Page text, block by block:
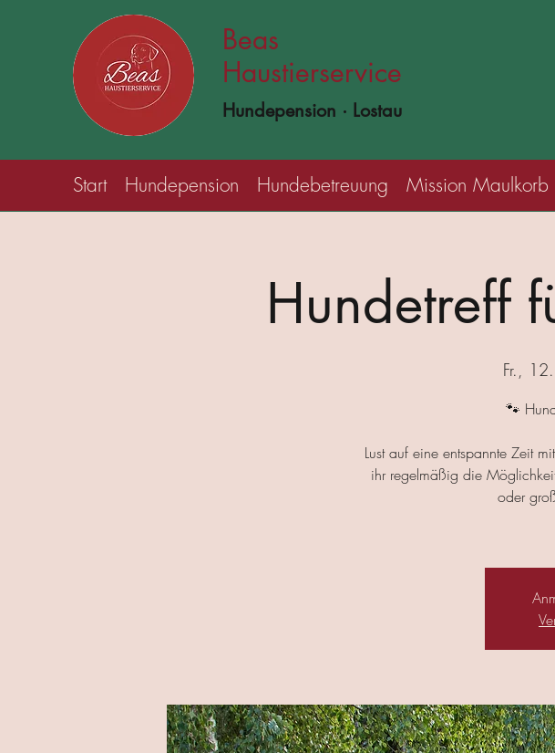
Beas
Haustierservice
Hundepension · Lostau
Start Hundepension Hundebetreuung Mission Maulkorb
Hundetreff
Fr.,
🐾
Lust auf eine entspannte Zeit
ihr regelmäßig die
oder